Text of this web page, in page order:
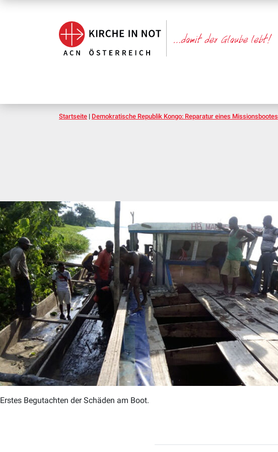
Startseite | Demokratische Republik Kongo: Reparatur eines Missionsbootes
Erstes Begutachten der Schäden am Boot.